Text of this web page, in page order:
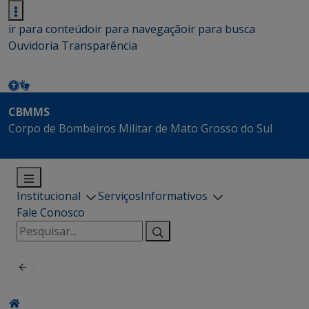
ir para conteúdoir para navegaçãoir para busca
Ouvidoria Transparência
CBMMS
Corpo de Bombeiros Militar de Mato Grosso do Sul
Institucional ServiçosInformativos
Fale Conosco
Pesquisar
por: